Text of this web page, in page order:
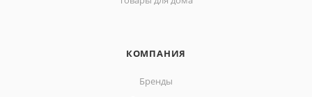
КОМПАНИЯ
Бренды